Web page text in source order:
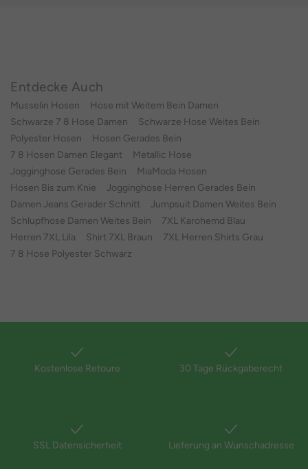
Entdecke Auch
Musselin Hosen
Hose mit Weitem Bein Damen
Schwarze 7 8 Hose Damen
Schwarze Hose Weites Bein
Polyester Hosen
Hosen Gerades Bein
7 8 Hosen Damen Elegant
Metallic Hose
Jogginghose Gerades Bein
MiaModa Hosen
Hosen Bis zum Knie
Jogginghose Herren Gerades Bein
Damen Jeans Gerader Schnitt
Jumpsuit Damen Weites Bein
Schlupfhose Damen Weites Bein
7XL Karohemd Blau
Herren 7XL Lila
Shirt 7XL Braun
7XL Herren Shirts Grau
7 8 Hose Polyester Schwarz
Kostenlose Retoure 30 Tage Rückgaberecht
SSL Datensicherheit Lieferung an Wunschadresse